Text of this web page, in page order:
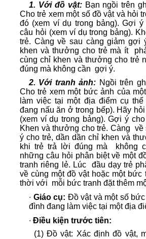
1. Với đồ vật: Bạn ngồi trên
Cho trẻ xem một số đồ vật và hỏi
đó (xem ví dụ trong bảng). Gợi
câu hỏi (xem ví dụ trong bảng).
trẻ. Càng về sau càng giảm gợi
khen và thưởng cho trẻ mà ít
cùng chỉ khen và thưởng cho trẻ
đúng mà không cần gợi ý.
2. Với tranh ảnh: Ngồi trên
Cho trẻ xem một bức ảnh của
làm việc tại một địa điểm cụ
đang nấu ăn ở trong bếp). Hãy
(xem ví dụ trong bảng). Gợi ý
Khen và thưởng cho trẻ. Càng về
ý cho trẻ, dần dần chỉ khen và
khi trẻ trả lời đúng mà không
những câu hỏi phân biệt về một
tranh riêng lẻ. Lúc đầu dạy trẻ
về cùng một đồ vật hoặc một bức
thời với mỗi bức tranh đặt thêm
∙ Giáo cụ: Đồ vật và một số
đình đang làm việc tại một địa
∙ Điều kiện trước tiên:
(1) Đồ vật: Xác định đồ vật,